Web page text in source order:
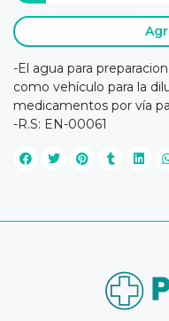
-El agua para
como vehículo para la
medicamentos por vía
-R.S: EN-00061